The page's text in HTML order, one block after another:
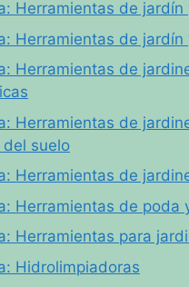
Herramientas de jardín
Herramientas de jardín
Herramientas de
Herramientas de
suelo
Herramientas de
Herramientas de poda
Herramientas para
Hidrolimpiadoras